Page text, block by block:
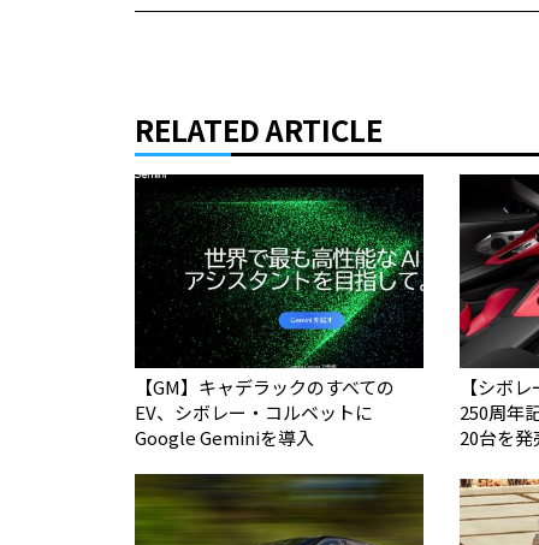
RELATED ARTICLE
【GM】キャデラックのすべての
EV、シボレー・コルベットに
Google Geminiを導入
【シボ
250周年
20台を発